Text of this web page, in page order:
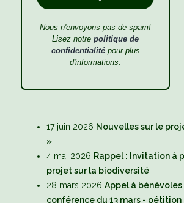
Nous n'envoyons pas de spam!
Lisez notre politique de
confidentialitépour plus
d'informations.
17 juin 2026 Nouvelles sur le
»
4 mai 2026 Rappel : Invitation à
projet sur la biodiversité
28 mars 2026 Appel à bénévoles
conférence du 13 mars - pétition